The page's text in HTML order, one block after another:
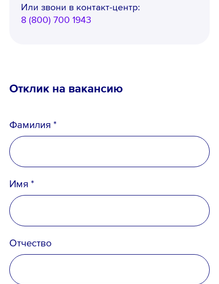
Или звони в контакт-центр:
8 (800) 700 1943
Телефон *
Email *
Отклик на вакансию
Фамилия *
Имя *
Отчество